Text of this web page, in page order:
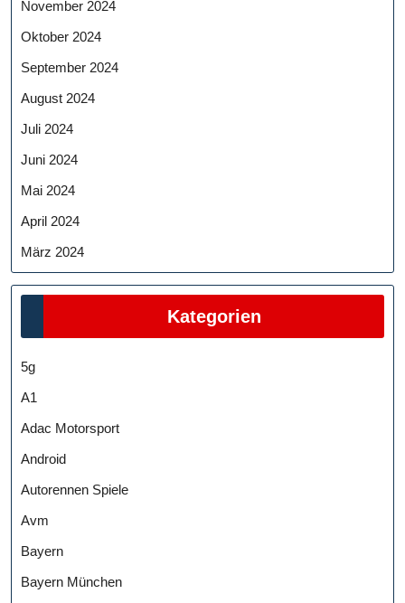
November 2024
Oktober 2024
September 2024
August 2024
Juli 2024
Juni 2024
Mai 2024
April 2024
März 2024
Kategorien
5g
A1
Adac Motorsport
Android
Autorennen Spiele
Avm
Bayern
Bayern München